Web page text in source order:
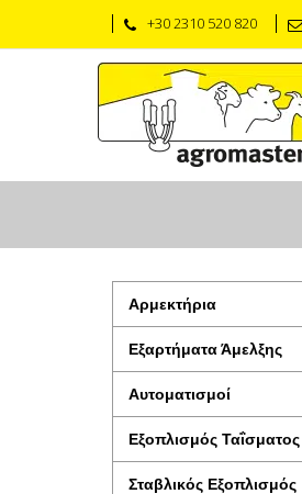
+30 2310 520 820
Αρμεκτήρια
Εξαρτήματα Άμελξης
Αυτοματισμοί
Εξοπλισμός Ταΐσματος
Σταβλικός Εξοπλισμός